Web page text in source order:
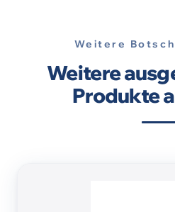
Weitere
Weitere
Produkte